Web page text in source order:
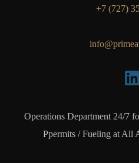
+7 (727)
Operations Department 24/7
Ppermits / Fueling at All